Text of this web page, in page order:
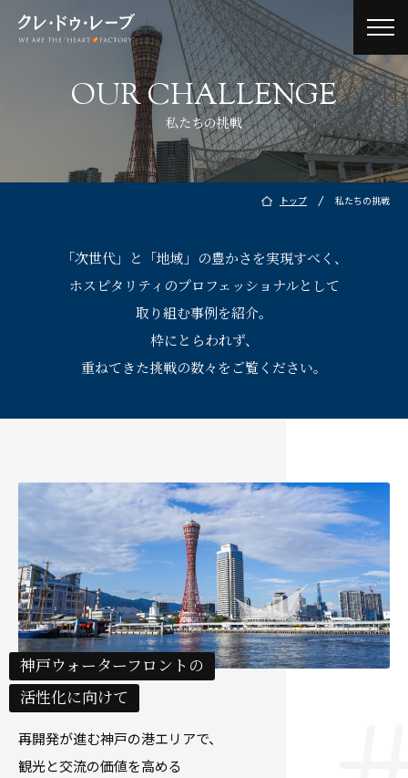
OUR CHALLENGE
私たちの挑戦
トップ / 私たちの挑戦
「次世代」と「地域」の豊かさを実現すべく、
ホスピタリティのプロフェッショナルとして
取り組む事例を紹介。
枠にとらわれず、
重ねてきた挑戦の数々をご覧ください。
神戸ウォーターフロントの
活性化に向けて
再開発が進む神戸の港エリアで、
観光と交流の価値を高める